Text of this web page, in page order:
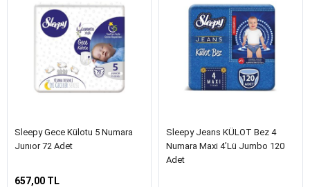
Sleepy Gece Külotu 5 Numara
Junıor 72 Adet
657,00 TL
Sleepy Jeans KÜLOT Bez 4
Numara Maxi 4’lü Jumbo 120
Adet